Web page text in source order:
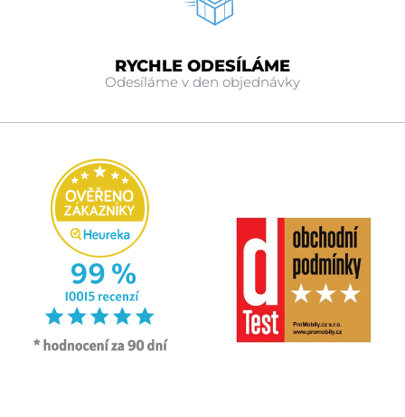
RYCHLE ODESÍLÁME
Odesíláme v den objednávky